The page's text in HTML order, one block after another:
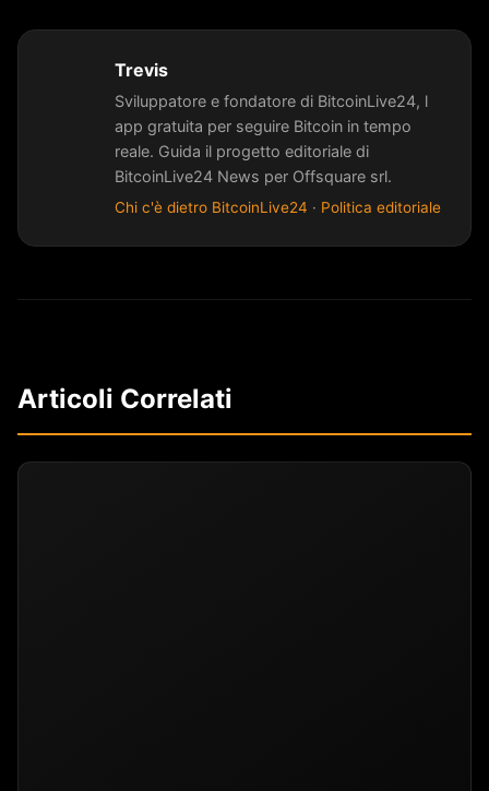
Trevis
Sviluppatore e fondatore di BitcoinLive24, l
app gratuita per seguire Bitcoin in tempo
reale. Guida il progetto editoriale di
BitcoinLive24 News per Offsquare srl.
Chi c'è dietro BitcoinLive24 · Politica editoriale
Articoli Correlati